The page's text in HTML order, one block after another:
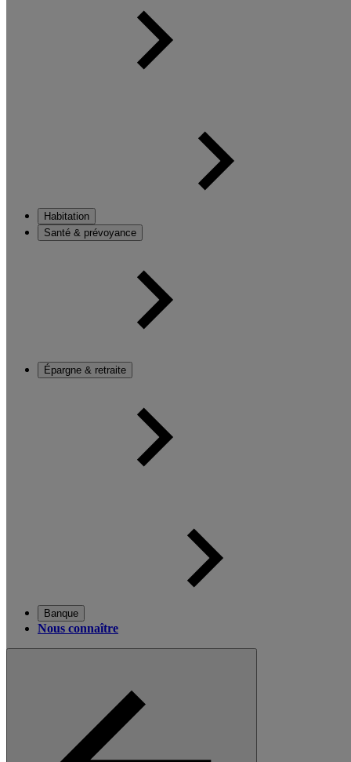
Habitation
Santé & prévoyance
Épargne & retraite
Banque
Nous connaître